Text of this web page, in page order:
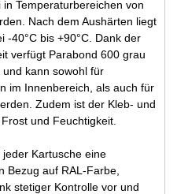
Temperaturbereichen von
Nach dem Aushärten liegt
-40°C bis +90°C. Dank der
verfügt Parabond 600 grau
kann sowohl für
im Innenbereich, als auch für
Zudem ist der Kleb- und
und Feuchtigkeit.
Kartusche eine
Bezug auf RAL-Farbe,
stetiger Kontrolle vor und